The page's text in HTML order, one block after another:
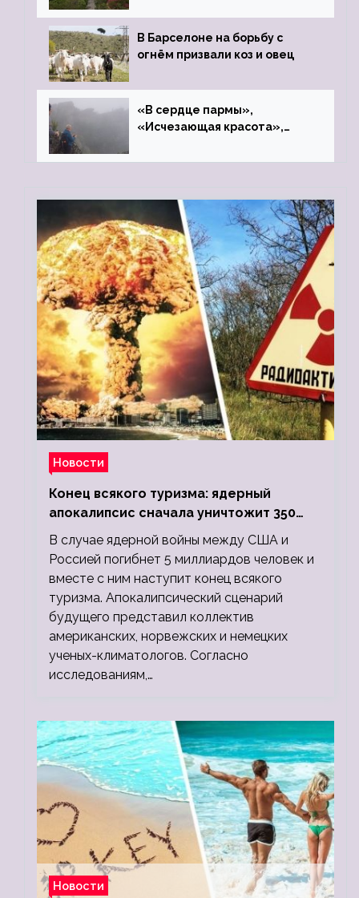
В Барселоне на борьбу с
огнём призвали коз и овец
«В сердце пармы»,
«Исчезающая красота»,
Новости
Конец всякого туризма: ядерный
апокалипсис сначала уничтожит 350
миллионов, а потом 5 миллиардов
людей
В случае ядерной войны между США и
Россией погибнет 5 миллиардов человек и
вместе с ним наступит конец всякого
туризма. Апокалипсический сценарий
будущего представил коллектив
американских, норвежских и немецких
ученых-климатологов. Согласно
исследованиям,…
Новости